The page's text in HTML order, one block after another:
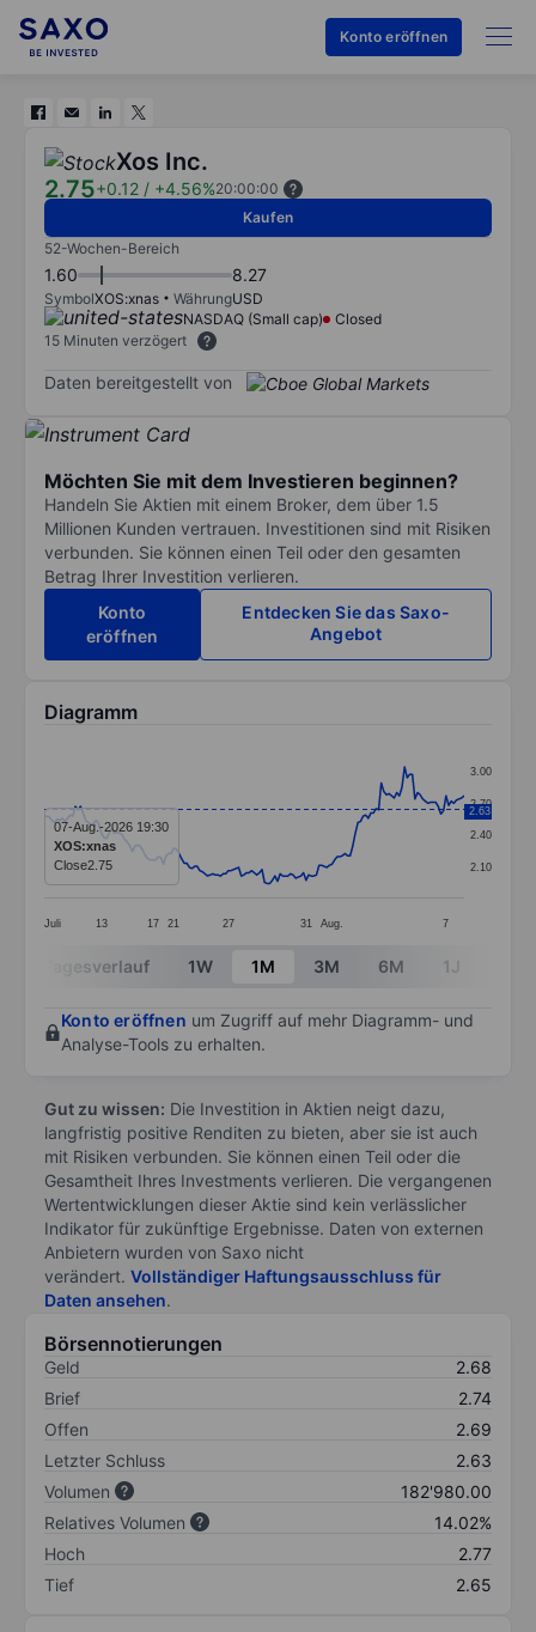
Konto eröffnen
Xos Inc.
2.75+0.12 / +4.56%20:00:00
Kaufen
52-Wochen-Bereich
1.60 8.27
SymbolXOS:xnas WährungUSD
NASDAQ (Small cap)
Closed
15 Minuten verzögert
Daten bereitgestellt von
Möchten Sie mit dem Investieren beginnen?
Handeln Sie Aktien mit einem Broker, dem über 1.5
Millionen Kunden vertrauen. Investitionen sind mit Risiken
verbunden. Sie können einen Teil oder den gesamten
Betrag Ihrer Investition verlieren.
Konto
eröffnen
Entdecken Sie das Saxo-
Angebot
Diagramm
The chart has 1 X axis displaying categories.
The chart has 1 Y axis displaying values. Data
Juli 13 17 21 27 31 Aug. 7
2.10
2.40
2.70
3.00
2.63
07-Aug.-2026 19:30
XOS:xnas
Close2.75
End of interactive chart.
Tagesverlauf 1W 1M 3M 6M 1J
Konto eröffnen um Zugriff auf mehr Diagramm- und
Analyse-Tools zu erhalten.
Gut zu wissen: Die Investition in Aktien neigt dazu,
langfristig positive Renditen zu bieten, aber sie ist auch
mit Risiken verbunden. Sie können einen Teil oder die
Gesamtheit Ihres Investments verlieren. Die vergangenen
Wertentwicklungen dieser Aktie sind kein verlässlicher
Indikator für zukünftige Ergebnisse. Daten von externen
Anbietern wurden von Saxo nicht
verändert. Vollständiger Haftungsausschluss für
Daten ansehen.
Börsennotierungen
Geld
2.68
Brief
2.74
Offen
2.69
Letzter Schluss
2.63
Volumen
182'980.00
Relatives Volumen
14.02%
Hoch
2.77
Tief
2.65